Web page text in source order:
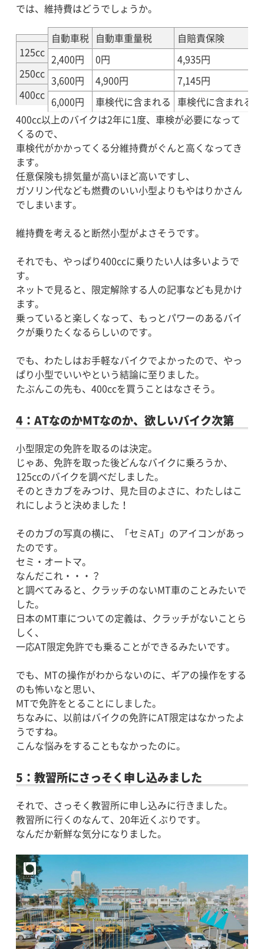
では、維持費はどうでしょうか。
125cc
250cc
400cc
自動車税
2,400円
3,600円
6,000円
自動車重量税
0円
4,900円
車検代に含まれる
自賠責保険
4,935円
7,145円
車検代に含まれる
400cc以上のバイクは2年に1度、車検が必要になって
くるので、
車検代がかかってくる分維持費がぐんと高くなってき
ます。
任意保険も排気量が高いほど高いですし、
ガソリン代なども燃費のいい小型よりもやはりかさん
でしまいます。
維持費を考えると断然小型がよさそうです。
それでも、やっぱり400ccに乗りたい人は多いようで
す。
ネットで見ると、限定解除する人の記事なども見かけ
ます。
乗っていると楽しくなって、もっとパワーのあるバイ
クが乗りたくなるらしいのです。
でも、わたしはお手軽なバイクでよかったので、やっ
ぱり小型でいいやという結論に至りました。
たぶんこの先も、400ccを買うことはなさそう。
4：ATなのかMTなのか、欲しいバイク次第
小型限定の免許を取るのは決定。
じゃあ、免許を取った後どんなバイクに乗ろうか、
125ccのバイクを調べだしました。
そのときカブをみつけ、見た目のよさに、わたしはこ
れにしようと決めました！
そのカブの写真の横に、「セミAT」のアイコンがあっ
たのです。
セミ・オートマ。
なんだこれ・・・？
と調べてみると、クラッチのないMT車のことみたいで
した。
日本のMT車についての定義は、クラッチがないことら
しく、
一応AT限定免許でも乗ることができるみたいです。
でも、MTの操作がわからないのに、ギアの操作をする
のも怖いなと思い、
MTで免許をとることにしました。
ちなみに、以前はバイクの免許にAT限定はなかったよ
うですね。
こんな悩みをすることもなかったのに。
5：教習所にさっそく申し込みました
それで、さっそく教習所に申し込みに行きました。
教習所に行くのなんて、20年近くぶりです。
なんだか新鮮な気分になりました。